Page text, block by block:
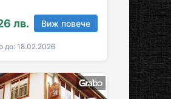
комфортен престой
лв. Виж повече
до: 18.02.2026